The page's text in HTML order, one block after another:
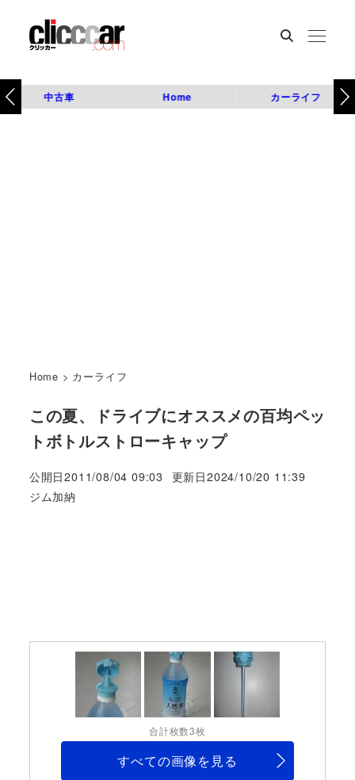
中古車 Home カーライフ
Home > カーライフ
この夏、ドライブにオススメの百均ペッ
トボトルストローキャップ
公開日2011/08/04 09:03 更新日2024/10/20 11:39
著
ジム加納
合計枚数3枚
すべての画像を見る